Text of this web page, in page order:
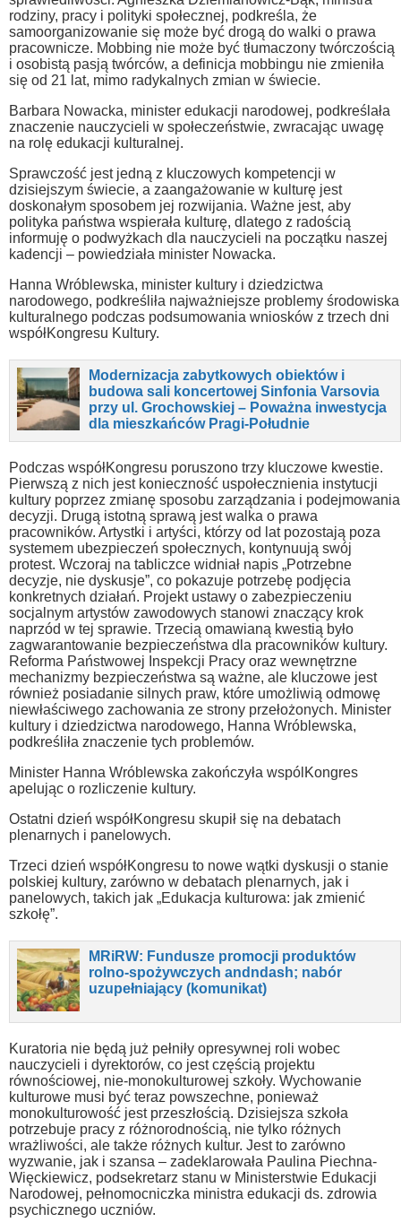
rodziny, pracy i polityki społecznej, podkreśla, że
samoorganizowanie się może być drogą do walki o prawa
pracownicze. Mobbing nie może być tłumaczony twórczością
i osobistą pasją twórców, a definicja mobbingu nie zmieniła
się od 21 lat, mimo radykalnych zmian w świecie.
Barbara Nowacka, minister edukacji narodowej, podkreślała
znaczenie nauczycieli w społeczeństwie, zwracając uwagę
na rolę edukacji kulturalnej.
Sprawczość jest jedną z kluczowych kompetencji w
dzisiejszym świecie, a zaangażowanie w kulturę jest
doskonałym sposobem jej rozwijania. Ważne jest, aby
polityka państwa wspierała kulturę, dlatego z radością
informuję o podwyżkach dla nauczycieli na początku naszej
kadencji – powiedziała minister Nowacka.
Hanna Wróblewska, minister kultury i dziedzictwa
narodowego, podkreśliła najważniejsze problemy środowiska
kulturalnego podczas podsumowania wniosków z trzech dni
współKongresu Kultury.
Modernizacja zabytkowych obiektów i
budowa sali koncertowej Sinfonia Varsovia
przy ul. Grochowskiej – Poważna inwestycja
dla mieszkańców Pragi-Południe
Podczas współKongresu poruszono trzy kluczowe kwestie.
Pierwszą z nich jest konieczność uspołecznienia instytucji
kultury poprzez zmianę sposobu zarządzania i podejmowania
decyzji. Drugą istotną sprawą jest walka o prawa
pracowników. Artystki i artyści, którzy od lat pozostają poza
systemem ubezpieczeń społecznych, kontynuują swój
protest. Wczoraj na tabliczce widniał napis „Potrzebne
decyzje, nie dyskusje”, co pokazuje potrzebę podjęcia
konkretnych działań. Projekt ustawy o zabezpieczeniu
socjalnym artystów zawodowych stanowi znaczący krok
naprzód w tej sprawie. Trzecią omawianą kwestią było
zagwarantowanie bezpieczeństwa dla pracowników kultury.
Reforma Państwowej Inspekcji Pracy oraz wewnętrzne
mechanizmy bezpieczeństwa są ważne, ale kluczowe jest
również posiadanie silnych praw, które umożliwią odmowę
niewłaściwego zachowania ze strony przełożonych. Minister
kultury i dziedzictwa narodowego, Hanna Wróblewska,
podkreśliła znaczenie tych problemów.
Minister Hanna Wróblewska zakończyła wspólKongres
apelując o rozliczenie kultury.
Ostatni dzień współKongresu skupił się na debatach
plenarnych i panelowych.
Trzeci dzień współKongresu to nowe wątki dyskusji o stanie
polskiej kultury, zarówno w debatach plenarnych, jak i
panelowych, takich jak „Edukacja kulturowa: jak zmienić
szkołę”.
MRiRW: Fundusze promocji produktów
rolno-spożywczych andndash; nabór
uzupełniający (komunikat)
Kuratoria nie będą już pełniły opresywnej roli wobec
nauczycieli i dyrektorów, co jest częścią projektu
równościowej, nie-monokulturowej szkoły. Wychowanie
kulturowe musi być teraz powszechne, ponieważ
monokulturowość jest przeszłością. Dzisiejsza szkoła
potrzebuje pracy z różnorodnością, nie tylko różnych
wrażliwości, ale także różnych kultur. Jest to zarówno
wyzwanie, jak i szansa – zadeklarowała Paulina Piechna-
Więckiewicz, podsekretarz stanu w Ministerstwie Edukacji
Narodowej, pełnomocniczka ministra edukacji ds. zdrowia
psychicznego uczniów.